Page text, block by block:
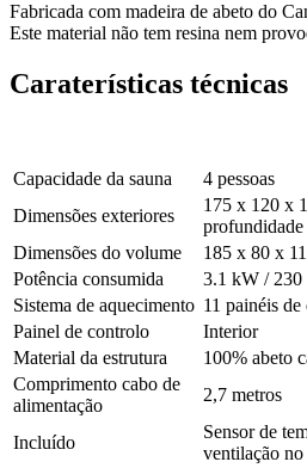
Fabricada com madeira de abeto do
Este material não tem resina nem
Caraterísticas técnicas
Capacidade da sauna
4 pessoas
Dimensões exteriores
175 x 120 x
Dimensões do volume
185 x 80 x
Potência consumida
3.1 kW /
Sistema de aquecimento 11 painéis de
Painel de controlo
Interior
Material da estrutura
100% abeto
Comprimento cabo de
alimentação
2,7 metros
Incluído
Sensor de
ventilação no